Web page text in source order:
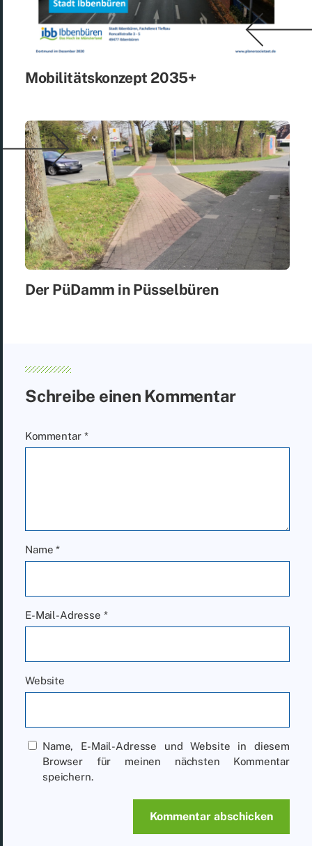
Mo­bi­li­täts­kon­zept 2035+
Der PüDamm in Püs­sel­bü­ren
Schreibe einen Kommentar
Kommentar *
Name*
E-Mail-Adresse *
Website
Name, E-Mail-Adresse und Website in diesem
Browser für meinen nächsten Kommentar
speichern.